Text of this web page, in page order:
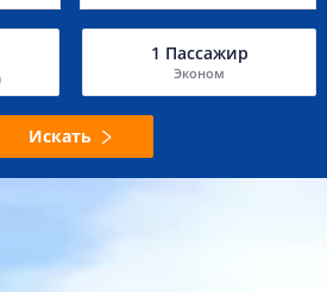
1 Пассажир
Эконом
Искать